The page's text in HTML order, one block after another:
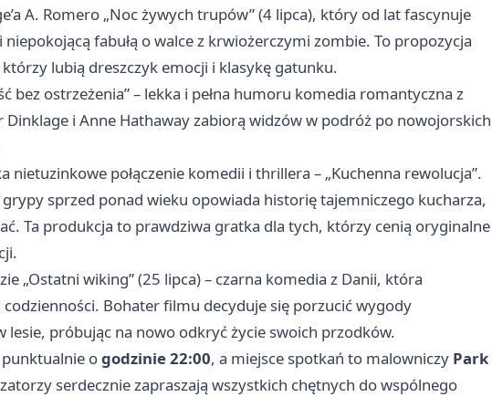
A. Romero „Noc żywych trupów” (4 lipca), który od lat fascynuje
fabułą o walce z krwiożerczymi zombie. To propozycja
lubią dreszczyk emocji i klasykę gatunku.
bez ostrzeżenia” – lekka i pełna humoru komedia romantyczna z
i Anne Hathaway zabiorą widzów w podróż po nowojorskich
nietuzinkowe połączenie komedii i thrillera – „Kuchenna rewolucja”.
sprzed ponad wieku opowiada historię tajemniczego kucharza,
Ta produkcja to prawdziwa gratka dla tych, którzy cenią oryginalne
„Ostatni wiking” (25 lipca) – czarna komedia z Danii, która
Bohater filmu decyduje się porzucić wygody
lesie, próbując na nowo odkryć życie swoich przodków.
ogodzinie 22:00, a miejsce spotkań to malowniczy Park
serdecznie zapraszają wszystkich chętnych do wspólnego